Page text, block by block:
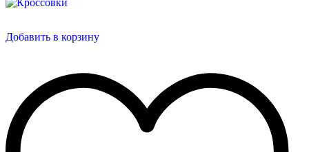
Добавить в корзину